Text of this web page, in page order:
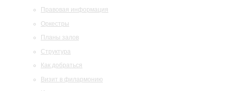
Правовая информация
Оркестры
Планы залов
Структура
Как добраться
Визит в филармонию